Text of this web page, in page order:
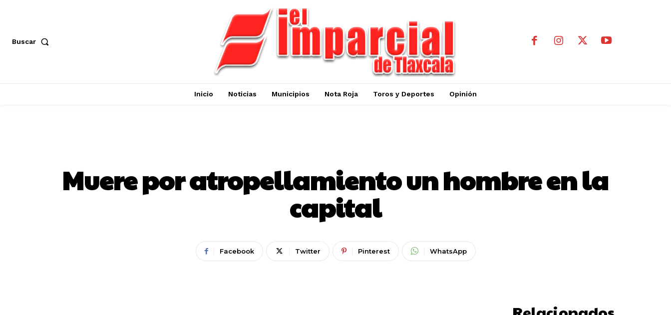
Buscar
Inicio Noticias Municipios Nota Roja Toros y Deportes Opinión
Muere por atropellamiento un hombre en la
capital
Facebook Twitter Pinterest WhatsApp